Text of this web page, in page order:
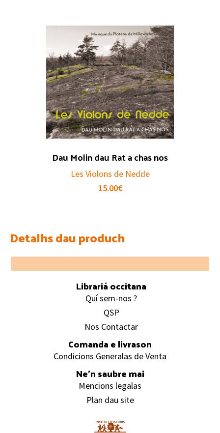
Dau Molin dau Rat a chas nos
Les Violons de Nedde
15.00€
Detalhs dau produch
Footer
Librariá occitana
Quí sem-nos ?
QSP
Nos Contactar
Comanda e livrason
Condicions Generalas de Venta
Ne’n saubre mai
Mencions legalas
Plan dau site